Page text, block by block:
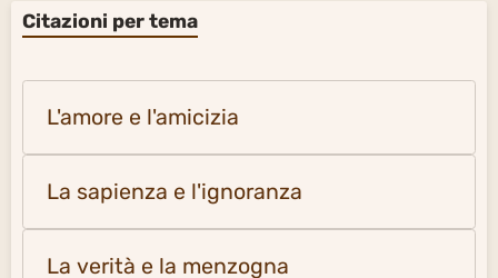
Citazioni per tema
L'amore e l'amicizia
La sapienza e l'ignoranza
La verità e la menzogna